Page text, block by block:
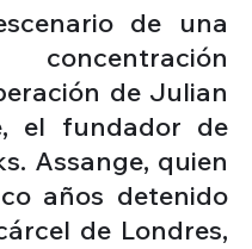
de una
concentración
de Julian
el fundador de
Assange, quien
años detenido
de Londres,